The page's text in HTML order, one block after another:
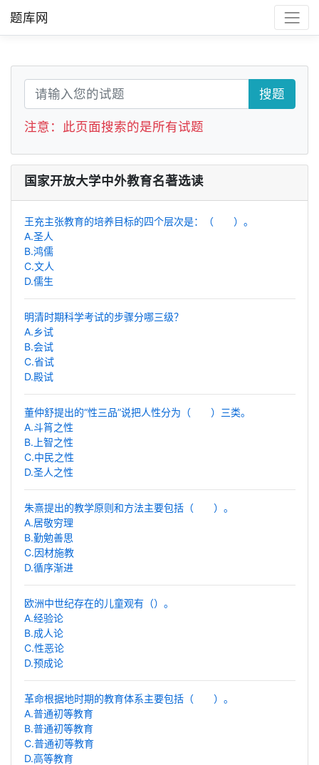
题库网
搜题
注意：此页面搜索的是所有试题
国家开放大学中外教育名著选读
王充主张教育的培养目标的四个层次是：（ ）。
A.圣人
B.鸿儒
C.文人
D.儒生
明清时期科学考试的步骤分哪三级？
A.乡试
B.会试
C.省试
D.殿试
董仲舒提出的“性三品”说把人性分为（ ）三类。
A.斗筲之性
B.上智之性
C.中民之性
D.圣人之性
朱熹提出的教学原则和方法主要包括（ ）。
A.居敬穷理
B.勤勉善思
C.因材施教
D.循序渐进
欧洲中世纪存在的儿童观有（）。
A.经验论
B.成人论
C.性恶论
D.预成论
革命根据地时期的教育体系主要包括（ ）。
A.普通初等教育
B.普通初等教育
C.普通初等教育
D.高等教育